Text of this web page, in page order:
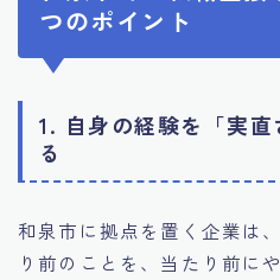
つのポイント
1. 自身の経験を「実
る
和泉市に拠点を置く企業は
り前のことを、当たり前に